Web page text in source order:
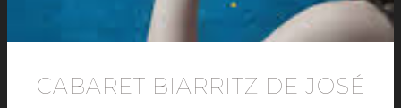
CABARET BIARRITZ DE JOSÉ